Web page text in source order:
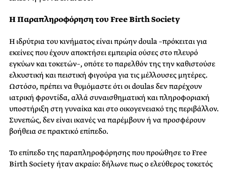
Η Παραπληροφόρηση του Free Birth Society
Η ιδρύτρια του κινήματος είναι πρώην doula –πρόκειται για
εκείνες που έχουν αποκτήσει εμπειρία ούσες στο πλευρό
εγκύων και τοκετών–, οπότε το παρελθόν της την καθιστούσε
ελκυστική και πειστική φιγούρα για τις μέλλουσες μητέρες.
Ωστόσο, πρέπει να θυμόμαστε ότι οι doulas δεν παρέχουν
ιατρική φροντίδα, αλλά συναισθηματική και πληροφοριακή
υποστήριξη στη γυναίκα και στο οικογενειακό της περιβάλλον.
Συνεπώς, δεν είναι ικανές να παρέμβουν ή να προσφέρουν
βοήθεια σε πρακτικό επίπεδο.
Το επίπεδο της παραπληροφόρησης που προώθησε το Free
Birth Society ήταν ακραίο: δήλωνε πως ο ελεύθερος τοκετός